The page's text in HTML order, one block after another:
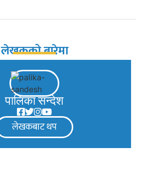
लेखकको बारेमा
पालिका सन्देश
लेखकबाट थप